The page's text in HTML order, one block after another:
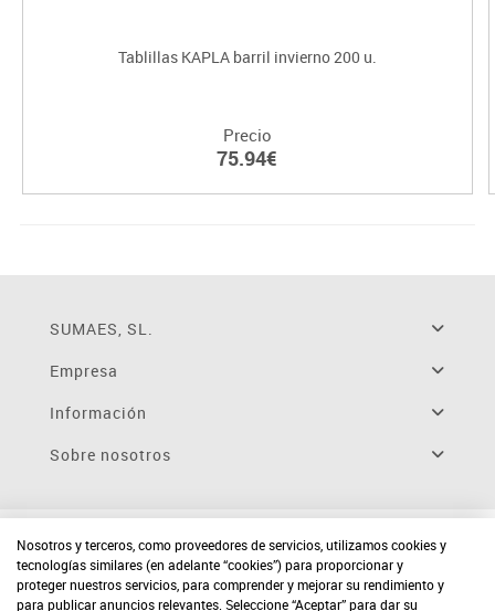
Tablillas KAPLA barril invierno 200 u.
Precio
75.94€
SUMAES, SL.
Empresa
Información
Sobre nosotros
Nosotros y terceros, como proveedores de servicios, utilizamos cookies y
tecnologías similares (en adelante “cookies”) para proporcionar y
proteger nuestros servicios, para comprender y mejorar su rendimiento y
para publicar anuncios relevantes. Seleccione “Aceptar” para dar su